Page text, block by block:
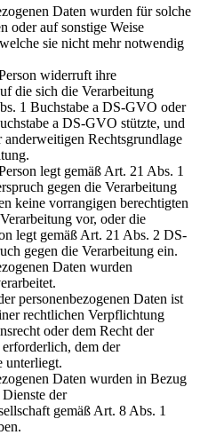
Daten wurden für solche
oder auf sonstige Weise
sie nicht mehr notwendig
widerruft ihre
die sich die Verarbeitung
1 Buchstabe a DS-GVO oder
a DS-GVO stützte, und
anderweitigen Rechtsgrundlage
legt gemäß Art. 21 Abs. 1
gegen die Verarbeitung
keine vorrangigen berechtigten
vor, oder die
legt gemäß Art. 21 Abs. 2 DS-
gegen die Verarbeitung ein.
Daten wurden
personenbezogenen Daten ist
rechtlichen Verpflichtung
oder dem Recht der
dem der
unterliegt.
Daten wurden in Bezug
der
gemäß Art. 8 Abs. 1